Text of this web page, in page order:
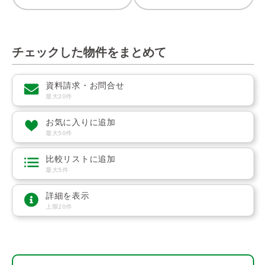
チェックした物件をまとめて
資料請求・お問合せ
最大20件
お気に入りに追加
最大50件
比較リストに追加
最大5件
詳細を表示
上限20件